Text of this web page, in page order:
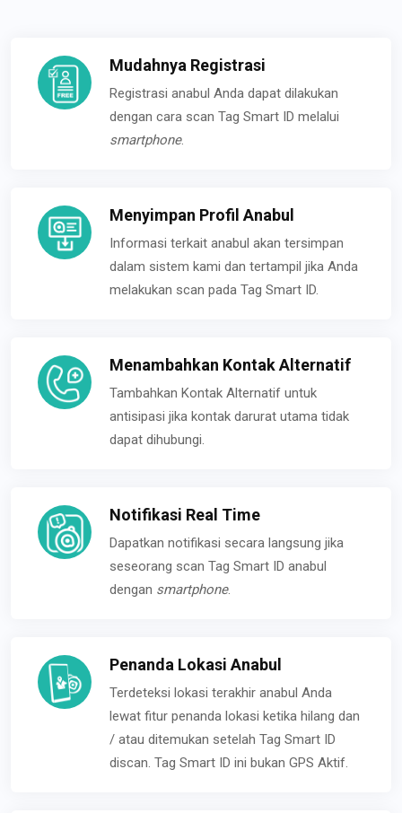
Mudahnya Registrasi
Registrasi anabul Anda dapat dilakukan
dengan cara scan Tag Smart ID melalui
smartphone.
Menyimpan Profil Anabul
Informasi terkait anabul akan tersimpan
dalam sistem kami dan tertampil jika Anda
melakukan scan pada Tag Smart ID.
Menambahkan Kontak Alternatif
Tambahkan Kontak Alternatif untuk
antisipasi jika kontak darurat utama tidak
dapat dihubungi.
Notifikasi Real Time
Dapatkan notifikasi secara langsung jika
seseorang scan Tag Smart ID anabul
dengan smartphone.
Penanda Lokasi Anabul
Terdeteksi lokasi terakhir anabul Anda
lewat fitur penanda lokasi ketika hilang dan
/ atau ditemukan setelah Tag Smart ID
discan. Tag Smart ID ini bukan GPS Aktif.